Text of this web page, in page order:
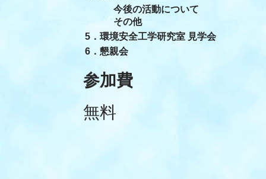
今後の活動について
その他
5．環境安全工学研究室 見学会
6．懇親会
参加費
無料